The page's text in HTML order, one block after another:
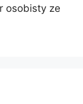
osobisty ze